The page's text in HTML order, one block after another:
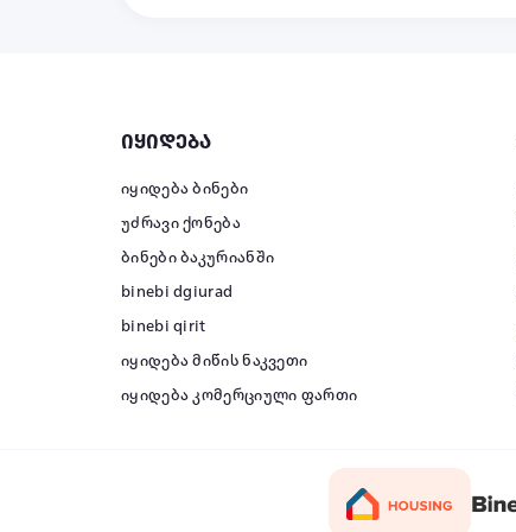
იყიდება
იყიდება ბინები
უძრავი ქონება
ბინები ბაკურიანში
binebi dgiurad
binebi qirit
იყიდება მიწის ნაკვეთი
იყიდება კომერციული ფართი